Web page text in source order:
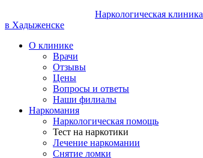
Наркологическая клиника
в Хадыженске
О клинике
Врачи
Отзывы
Цены
Вопросы и ответы
Наши филиалы
Наркомания
Наркологическая помощь
Тест на наркотики
Лечение наркомании
Снятие ломки